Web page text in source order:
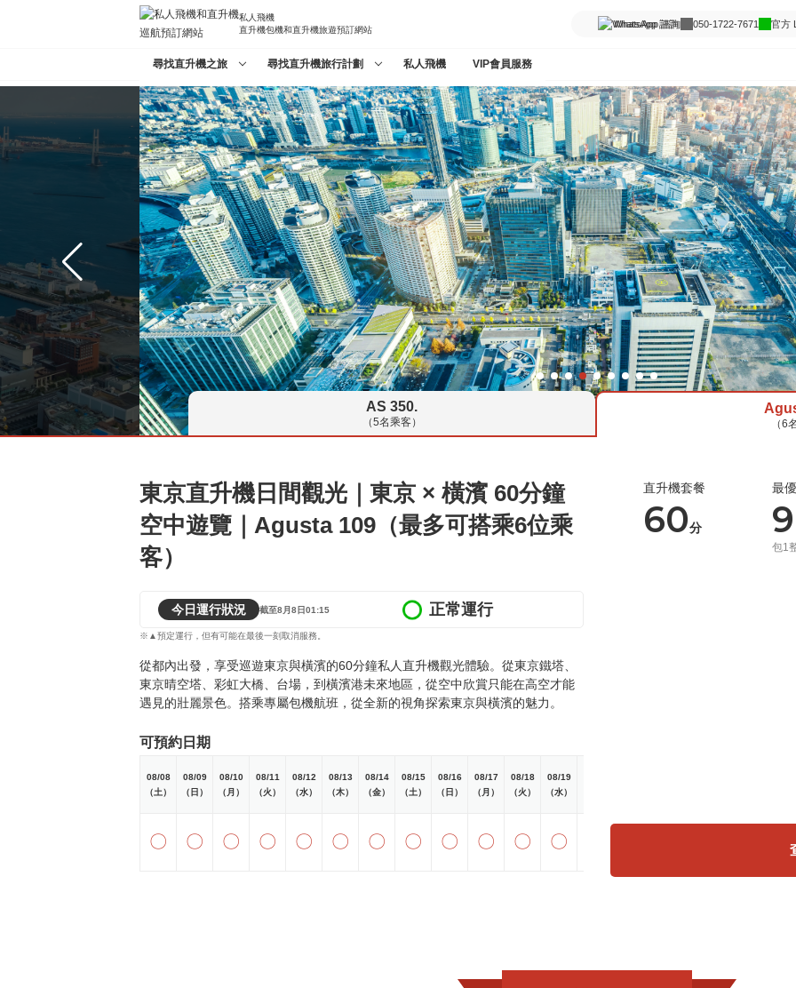
私人飛機
直升機包機和直升機旅遊預訂網站
WhatsApp 諮詢 050-1722-7671 官方
尋找直升機之旅 尋找直升機旅行計劃 私人飛機 VIP會員服務
AS 350.
（5名乘客） （6
東京直升機日間觀光｜東京 × 橫濱 60分鐘
空中遊覽｜Agusta 109（最多可搭乘6位乘
客）
今日運行狀況 截至8月8日01:15 正常運行
※▲預定運行，但有可能在最後一刻取消服務。
從都內出發，享受巡遊東京與橫濱的60分鐘私人直升機觀光體驗。從東京鐵塔、
東京晴空塔、彩虹大橋、台場，到橫濱港未來地區，從空中欣賞只能在高空才能
遇見的壯麗景色。搭乘專屬包機航班，從全新的視角探索東京與橫濱的魅力。
可預約日期
08/08
（土）
08/09
（日）
08/10
（月）
08/11
（火）
08/12
（水）
08/13
（木）
08/14
（金）
08/15
（土）
08/16
（日）
08/17
（月）
08/18
（火）
08/19
（水）
〇 〇 〇 〇 〇 〇 〇 〇 〇 〇 〇 〇
直升機套餐
60分
最
包1